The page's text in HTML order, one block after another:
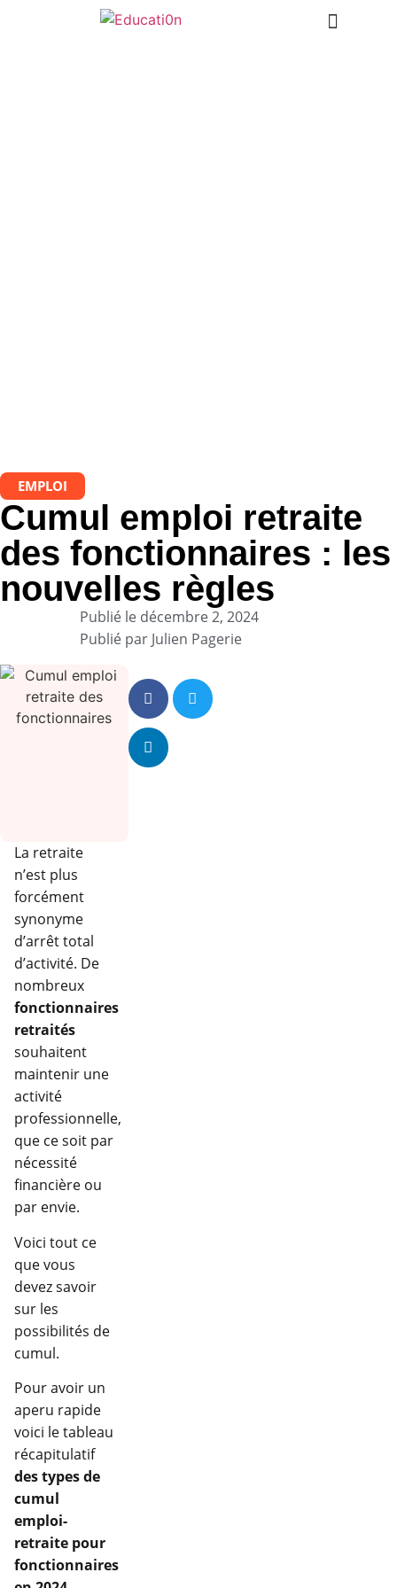
EMPLOI
Cumul emploi retraite
des fonctionnaires : les
nouvelles règles
Publié le décembre 2, 2024
Publié par Julien Pagerie
La retraite
n’est plus
forcément
synonyme
d’arrêt total
d’activité. De
nombreux
fonctionnaires
retraités
souhaitent
maintenir une
activité
professionnelle,
que ce soit par
nécessité
financière ou
par envie.
Voici tout ce
que vous
devez savoir
sur les
possibilités de
cumul.
Pour avoir un
aperu rapide
voici le tableau
récapitulatif
des types de
cumul
emploi-
retraite pour
fonctionnaires